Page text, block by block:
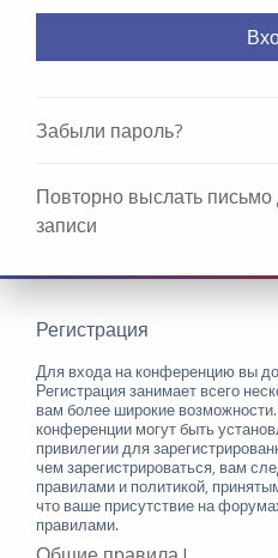
Забыли пароль?
Повторно выслать письмо
записи
Регистрация
Для входа на конференцию вы
Регистрация занимает всего
вам более широкие
конференции могут быть
привилегии для
чем зарегистрироваться, вам
правилами и политикой,
что ваше присутствие на
правилами.